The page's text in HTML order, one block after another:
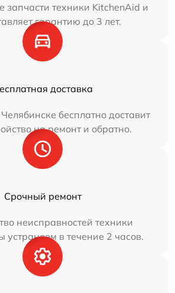
запчасти техники KitchenAid и
гарантию до 3 лет.
доставка
бесплатно доставит
на ремонт и обратно.
Срочный ремонт
неисправностей техники
устраняем в течение 2 часов.